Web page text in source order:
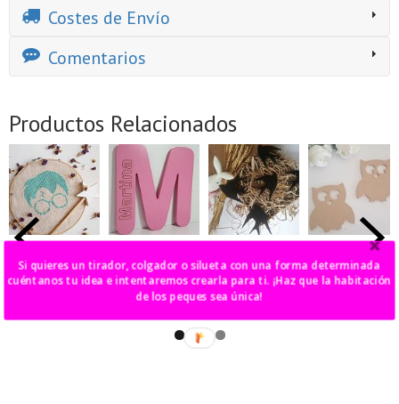
Costes de Envío
Comentarios
Productos Relacionados
potter
40,00 €
nombre
37,00 €
golondrinas
23,00 €
pack 2 siluetas
búho
18,00 €
Si quieres un tirador, colgador o silueta con una forma determinada
cuéntanos tu idea e intentaremos crearla para ti. ¡Haz que la habitación
de los peques sea única!